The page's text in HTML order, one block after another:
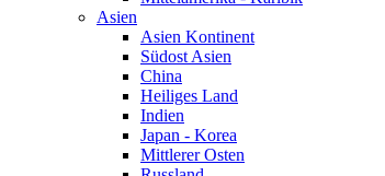
Asien
Asien Kontinent
Südost Asien
China
Heiliges Land
Indien
Japan - Korea
Mittlerer Osten